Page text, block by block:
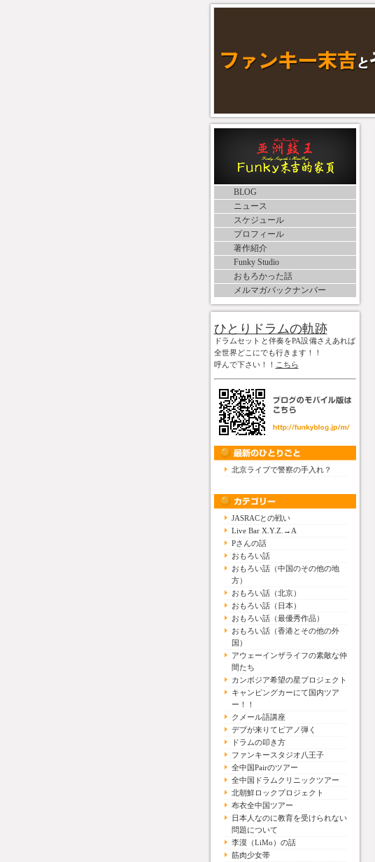
BLOG
ニュース
スケジュール
プロフィール
著作紹介
Funky Studio
おもろかった話
メルマガバックナンバー
ひとりドラムの軌跡
ドラムセットと伴奏をPA設備さえあれば
全世界どこにでも行きます！！
呼んで下さい！！ こちら
北京ライブで警察の手入れ？
JASRACとの戦い
Live Bar X.Y.Z.→A
Pさんの話
おもろい話
おもろい話（中国のその他の地
方）
おもろい話（北京）
おもろい話（日本）
おもろい話（最優秀作品）
おもろい話（香港とその他の外
国）
アウェーインザライフの素敵な仲
間たち
カンボジア希望の星プロジェクト
キャンピングカーにて国内ツア
ー！！
クメール語講座
デブが来りてピアノ弾く
ドラムの叩き方
ファンキースタジオ八王子
全中国Pairのツアー
全中国ドラムクリニックツアー
北朝鮮ロックプロジェクト
布衣全中国ツアー
日本人なのに教育を受けられない
問題について
李漠（LiMo）の話
筋肉少女帯